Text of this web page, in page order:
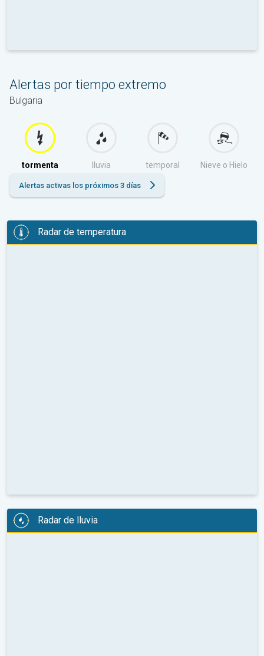
Alertas por tiempo extremo
Bulgaria
tormenta lluvia temporal Nieve o Hielo
Alertas activas los próximos 3 días
Radar de temperatura
Radar de lluvia